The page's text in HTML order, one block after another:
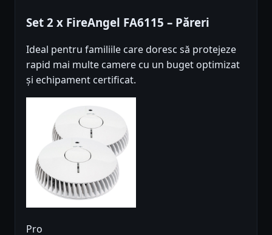
Set 2 x FireAngel FA6115 – Păreri
Ideal pentru familiile care doresc să protejeze
rapid mai multe camere cu un buget optimizat
și echipament certificat.
Pro